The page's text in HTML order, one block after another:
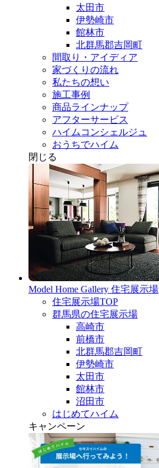
太田市
伊勢崎市
館林市
北群馬郡吉岡町
間取り・アイディア
家づくりの流れ
私たちの想い
施工事例
商品ラインナップ
アフターサービス
ハイムコンシェルジュ
おうちでハイム
閉じる
Model Home Gallery 住宅展示場
住宅展示場TOP
群馬県の住宅展示場
高崎市
前橋市
北群馬郡吉岡町
伊勢崎市
太田市
館林市
沼田市
はじめてハイム
キャンペーン